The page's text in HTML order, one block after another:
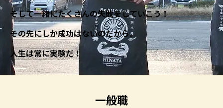
そして一緒にたくさんの失敗をしていこう！
その先にしか成功はないのだから。
人生は常に実験だ！
一般職